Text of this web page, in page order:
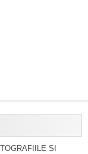
SI